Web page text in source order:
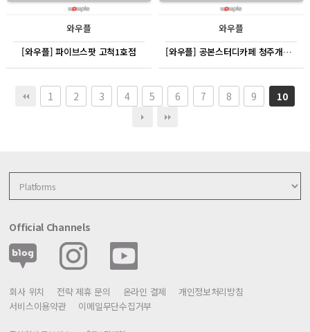
와우플
[와우플] 파이브스팟 고척1호점
와우플
[와우플] 공본스터디카페 청주개신센터
1 2 3 4 5 6 7 8 9 10
Official Channels
회사 위치 전략 제휴 문의 온라인 결제
개인정보처리방침
서비스이용약관
이메일무단수집거부